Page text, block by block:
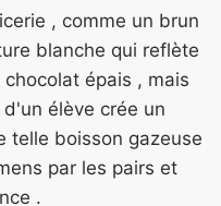
, comme un brun
blanche qui reflète
épais , mais
élève crée un
telle boisson gazeuse
par les pairs et
.